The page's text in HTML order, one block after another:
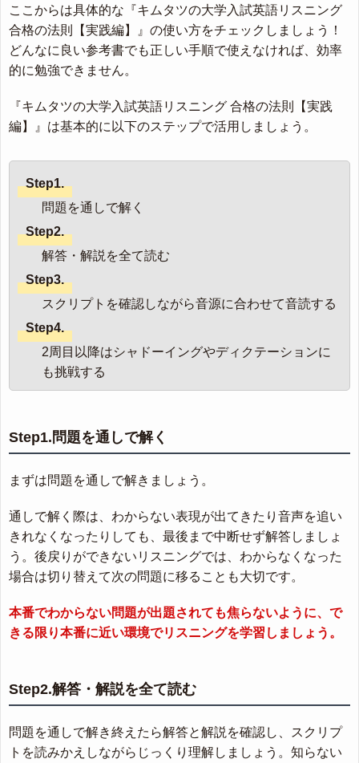
ここからは具体的な『キムタツの大学入試英語リスニング
合格の法則【実践編】』の使い方をチェックしましょう！
どんなに良い参考書でも正しい手順で使えなければ、効率
的に勉強できません。
『キムタツの大学入試英語リスニング 合格の法則【実践
編】』は基本的に以下のステップで活用しましょう。
Step1.
問題を通しで解く
Step2.
解答・解説を全て読む
Step3.
スクリプトを確認しながら音源に合わせて音読する
Step4.
2周目以降はシャドーイングやディクテーションに
も挑戦する
Step1.問題を通しで解く
まずは問題を通しで解きましょう。
通しで解く際は、わからない表現が出てきたり音声を追い
きれなくなったりしても、最後まで中断せず解答しましょ
う。後戻りができないリスニングでは、わからなくなった
場合は切り替えて次の問題に移ることも大切です。
本番でわからない問題が出題されても焦らないように、で
きる限り本番に近い環境でリスニングを学習しましょう。
Step2.解答・解説を全て読む
問題を通しで解き終えたら解答と解説を確認し、スクリプ
トを読みかえしながらじっくり理解しましょう。知らない